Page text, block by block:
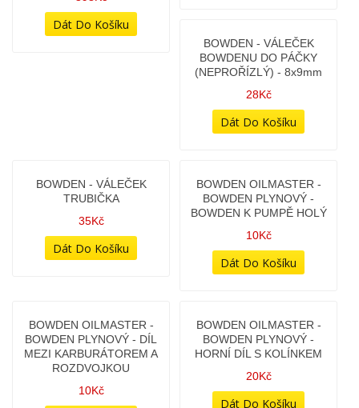
BOWDEN - OILMASTER -
PLYNOVÉ LANKO CELÉ -
PLYNOVÉ LANKO CELÉ -
PRODLOUŽENÉ O 5CM
(JAWA 350/639 CHOPPER)
898Kč 678Kč
NOVÝ - JAWA
350/634,638,640 + ČZ
47X,48X - (VÝROBA ČR)
78Kč
PRODLOUŽENÝ - TYP
NOVÝ - JAWA
350/634,638,640 + ČZ
98Kč